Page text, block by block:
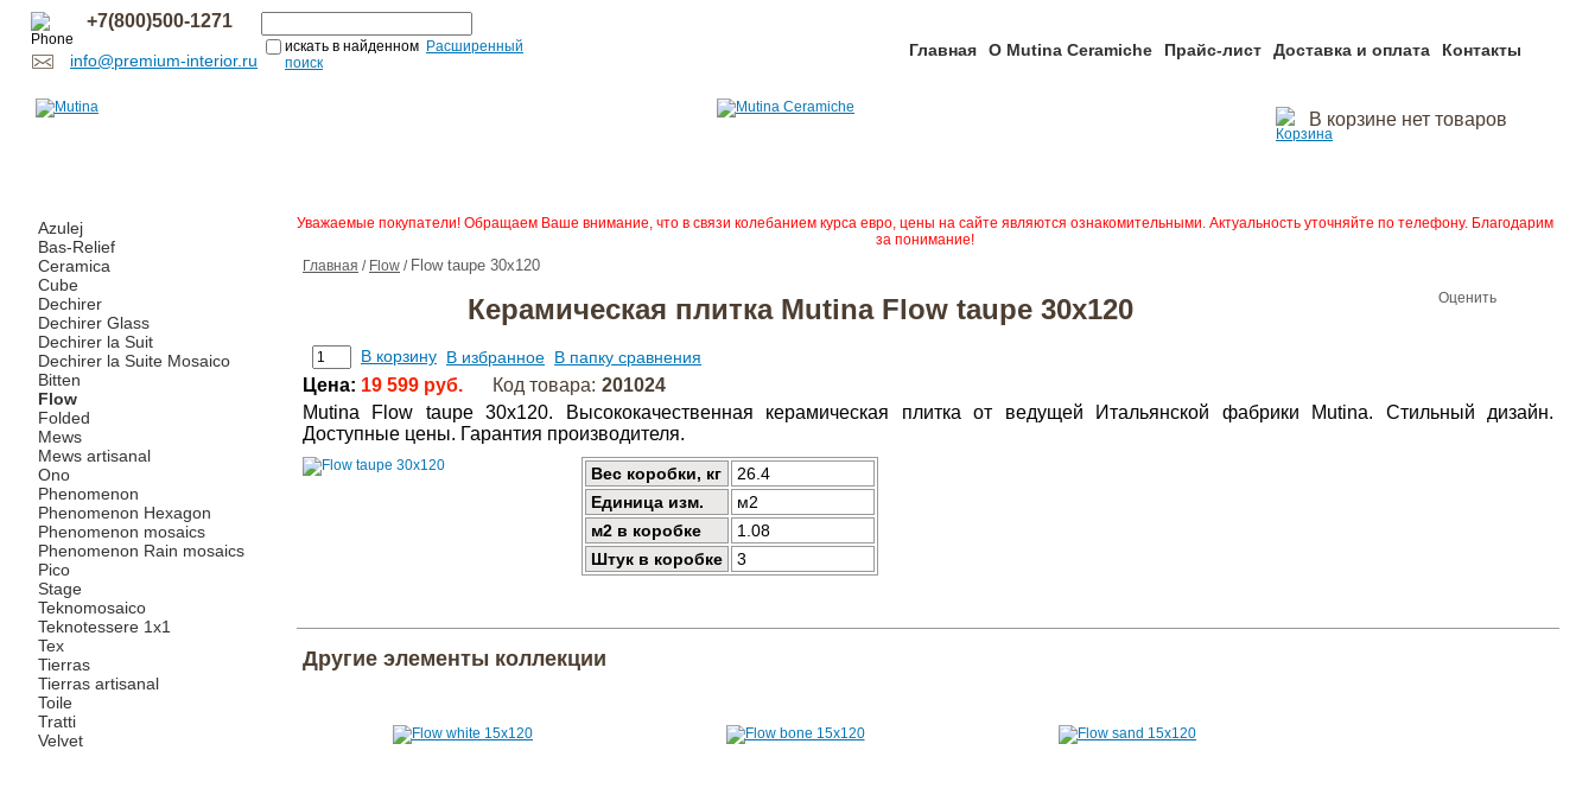
+7(800)500-1271
info@premium-interior.ru
Главная О Mutina Ceramiche Прайс-лист Доставка и оплата Контакты
искать в найденном Расширенный
поиск
В корзине нет товаров
Azulej
Bas-Relief
Ceramica
Cube
Dechirer
Dechirer Glass
Dechirer la Suit
Dechirer la Suite Mosaico
Bitten
Flow
Folded
Mews
Mews artisanal
Ono
Phenomenon
Phenomenon Hexagon
Phenomenon mosaics
Phenomenon Rain mosaics
Pico
Stage
Teknomosaico
Teknotessere 1x1
Tex
Tierras
Tierras artisanal
Toile
Tratti
Velvet
Уважаемые покупатели! Обращаем Ваше внимание, что в связи колебанием курса евро, цены на сайте являются ознакомительными. Актуальность уточняйте по телефону. Благодарим
за понимание!
Главная / Flow / Flow taupe 30x120
Оценить
Керамическая плитка Mutina Flow taupe 30x120
В корзину В избранное В папку сравнения
Цена: 19 599 руб. Код товара: 201024
Mutina Flow taupe 30x120. Высококачественная керамическая плитка от ведущей Итальянской фабрики Mutina. Стильный дизайн.
Доступные цены. Гарантия производителя.
Вес коробки, кг
26.4
Единица изм.
м2
м2 в коробке
1.08
Штук в коробке
3
Другие элементы коллекции